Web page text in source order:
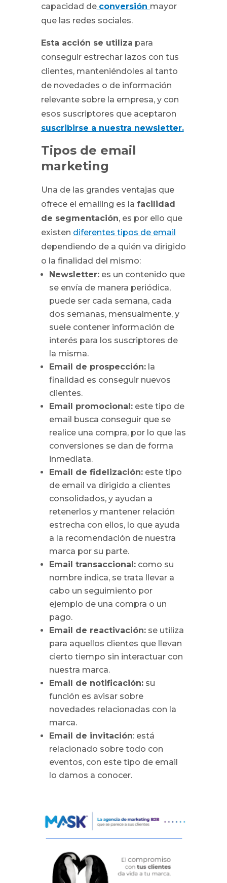
capacidad de conversión mayor
que las redes sociales.
Esta acción se utiliza para
conseguir estrechar lazos con tus
clientes, manteniéndoles al tanto
de novedades o de información
relevante sobre la empresa, y con
esos suscriptores que aceptaron
suscribirse a nuestra newsletter.
Tipos de email
marketing
Una de las grandes ventajas que
ofrece el emailing es la facilidad
de segmentación, es por ello que
existen diferentes tipos de email
dependiendo de a quién va dirigido
o la finalidad del mismo:
Newsletter:es un contenido que
se envía de manera periódica,
puede ser cada semana, cada
dos semanas, mensualmente, y
suele contener información de
interés para los suscriptores de
la misma.
Email de prospección:la
finalidad es conseguir nuevos
clientes.
Email promocional:este tipo de
email busca conseguir que se
realice una compra, por lo que las
conversiones se dan de forma
inmediata.
Email de fidelización:este tipo
de email va dirigido a clientes
consolidados, y ayudan a
retenerlos y mantener relación
estrecha con ellos, lo que ayuda
a la recomendación de nuestra
marca por su parte.
Email transaccional:como su
nombre indica, se trata llevar a
cabo un seguimiento por
ejemplo de una compra o un
pago.
Email de reactivación:se utiliza
para aquellos clientes que llevan
cierto tiempo sin interactuar con
nuestra marca.
Email de notificación:su
función es avisar sobre
novedades relacionadas con la
marca.
Email de invitación: está
relacionado sobre todo con
eventos, con este tipo de email
lo damos a conocer.